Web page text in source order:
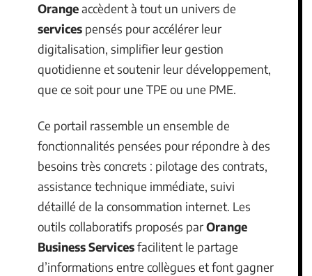
Orangeaccèdent à tout un univers de
services pensés pour accélérer leur
digitalisation, simplifier leur gestion
quotidienne et soutenir leur développement,
que ce soit pour une TPE ou une PME.
Ce portail rassemble un ensemble de
fonctionnalités pensées pour répondre à des
besoins très concrets : pilotage des contrats,
assistance technique immédiate, suivi
détaillé de la consommation internet. Les
outils collaboratifs proposés parOrange
Business Servicesfacilitent le partage
d’informations entre collègues et font gagner